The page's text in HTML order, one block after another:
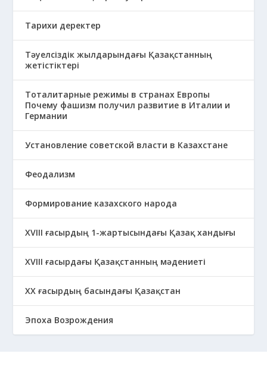
Тарихи деректер
Тәуелсіздік жылдарындағы Қазақстанның
жетістіктері
Тоталитарные режимы в странах Европы
Почему фашизм получил развитие в Италии и
Германии
Установление советской власти в Казахстане
Феодализм
Формирование казахского народа
ХVIII ғасырдың 1-жартысындағы Қазақ хандығы
ХVІІІ ғасырдағы Қазақстанның мәдениеті
ХХ ғасырдың басындағы Қазақстан
Эпоха Возрождения